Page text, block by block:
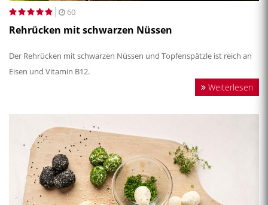
60
Rehrücken mit schwarzen Nüssen
Der Rehrücken mit schwarzen Nüssen und Topfenspätzle ist reich an
Eisen und Vitamin B12.
Weiterlesen